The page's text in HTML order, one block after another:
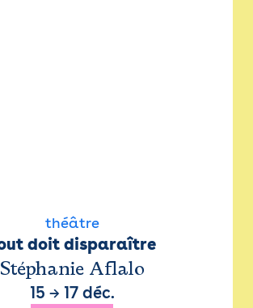
théâtre
doit disparaître
Stéphanie Aflalo
15 → 17 déc.